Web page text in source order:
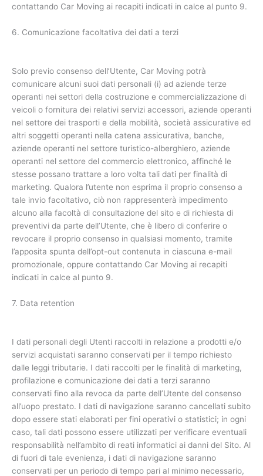
contattando Car Moving ai recapiti indicati in calce al punto 9.
6. Comunicazione facoltativa dei dati a terzi
Solo previo consenso dell’Utente, Car Moving potrà
comunicare alcuni suoi dati personali (i) ad aziende terze
operanti nei settori della costruzione e commercializzazione di
veicoli o fornitura dei relativi servizi accessori, aziende operanti
nel settore dei trasporti e della mobilità, società assicurative ed
altri soggetti operanti nella catena assicurativa, banche,
aziende operanti nel settore turistico-alberghiero, aziende
operanti nel settore del commercio elettronico, affinché le
stesse possano trattare a loro volta tali dati per finalità di
marketing. Qualora l’utente non esprima il proprio consenso a
tale invio facoltativo, ciò non rappresenterà impedimento
alcuno alla facoltà di consultazione del sito e di richiesta di
preventivi da parte dell’Utente, che è libero di conferire o
revocare il proprio consenso in qualsiasi momento, tramite
l’apposita spunta dell’opt-out contenuta in ciascuna e-mail
promozionale, oppure contattando Car Moving ai recapiti
indicati in calce al punto 9.
7. Data retention
I dati personali degli Utenti raccolti in relazione a prodotti e/o
servizi acquistati saranno conservati per il tempo richiesto
dalle leggi tributarie. I dati raccolti per le finalità di marketing,
profilazione e comunicazione dei dati a terzi saranno
conservati fino alla revoca da parte dell’Utente del consenso
all’uopo prestato. I dati di navigazione saranno cancellati subito
dopo essere stati elaborati per fini operativi o statistici; in ogni
caso, tali dati possono essere utilizzati per verificare eventuali
responsabilità nell’ambito di reati informatici ai danni del Sito. Al
di fuori di tale evenienza, i dati di navigazione saranno
conservati per un periodo di tempo pari al minimo necessario,